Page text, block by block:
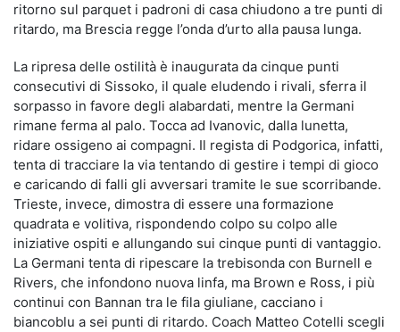
ritorno sul parquet i padroni di casa chiudono a tre punti di
ritardo, ma Brescia regge l’onda d’urto alla pausa lunga.
La ripresa delle ostilità è inaugurata da cinque punti
consecutivi di Sissoko, il quale eludendo i rivali, sferra il
sorpasso in favore degli alabardati, mentre la Germani
rimane ferma al palo. Tocca ad Ivanovic, dalla lunetta,
ridare ossigeno ai compagni. Il regista di Podgorica, infatti,
tenta di tracciare la via tentando di gestire i tempi di gioco
e caricando di falli gli avversari tramite le sue scorribande.
Trieste, invece, dimostra di essere una formazione
quadrata e volitiva, rispondendo colpo su colpo alle
iniziative ospiti e allungando sui cinque punti di vantaggio.
La Germani tenta di ripescare la trebisonda con Burnell e
Rivers, che infondono nuova linfa, ma Brown e Ross, i più
continui con Bannan tra le fila giuliane, cacciano i
biancoblu a sei punti di ritardo. Coach Matteo Cotelli scegli